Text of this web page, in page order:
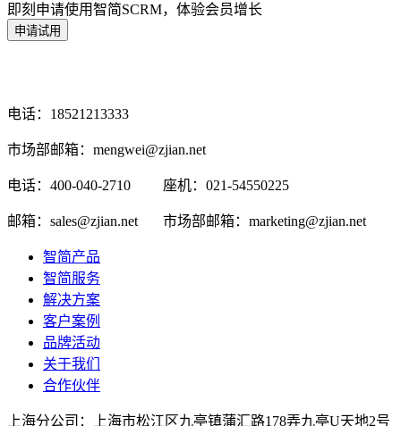
即刻申请使用智简SCRM，体验会员增长
电话：18521213333
市场部邮箱：mengwei@zjian.net
电话：400-040-2710 座机：021-54550225
邮箱：sales@zjian.net 市场部邮箱：marketing@zjian.net
智简产品
智简服务
解决方案
客户案例
品牌活动
关于我们
合作伙伴
上海分公司：上海市松江区九亭镇蒲汇路178弄九亭U天地2号